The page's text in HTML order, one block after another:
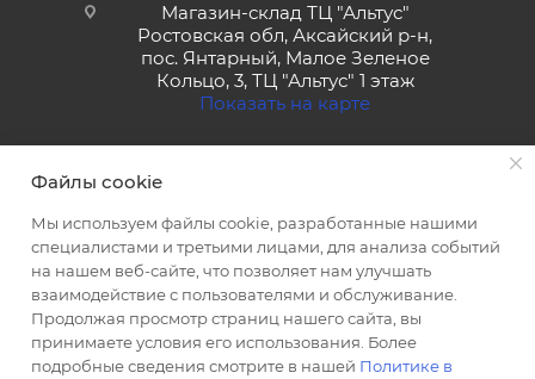
Магазин-склад ТЦ "Альтус"
Ростовская обл, Аксайский р-н,
пос. Янтарный, Малое Зеленое
Кольцо, 3, ТЦ "Альтус" 1 этаж
Показать на карте
2026 © Полиграф кит - интернет-магазин
Файлы cookie
Мы используем файлы cookie, разработанные нашими
специалистами и третьими лицами, для анализа событий
на нашем веб-сайте, что позволяет нам улучшать
взаимодействие с пользователями и обслуживание.
Продолжая просмотр страниц нашего сайта, вы
принимаете условия его использования. Более
подробные сведения смотрите в нашей Политике в